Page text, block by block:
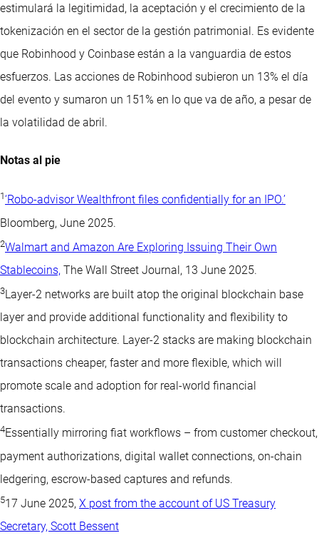
estimulará la legitimidad, la aceptación y el crecimiento de la
tokenización en el sector de la gestión patrimonial. Es evidente
que Robinhood y Coinbase están a la vanguardia de estos
esfuerzos. Las acciones de Robinhood subieron un 13% el día
del evento y sumaron un 151% en lo que va de año, a pesar de
la volatilidad de abril.
Notas al pie
1‘Robo-advisor Wealthfront files confidentially for an IPO.’
Bloomberg, June 2025.
2Walmart and Amazon Are Exploring Issuing Their Own
Stablecoins, The Wall Street Journal, 13 June 2025.
3Layer-2 networks are built atop the original blockchain base
layer and provide additional functionality and flexibility to
blockchain architecture. Layer-2 stacks are making blockchain
transactions cheaper, faster and more flexible, which will
promote scale and adoption for real-world financial
transactions.
4Essentially mirroring fiat workflows – from customer checkout,
payment authorizations, digital wallet connections, on-chain
ledgering, escrow-based captures and refunds.
517 June 2025, X post from the account of US Treasury
Secretary, Scott Bessent